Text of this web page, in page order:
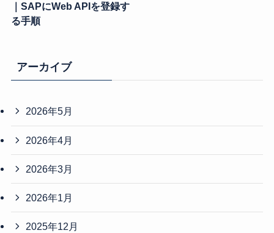
｜SAPにWeb APIを登録す
る手順
アーカイブ
2026年5月
2026年4月
2026年3月
2026年1月
2025年12月